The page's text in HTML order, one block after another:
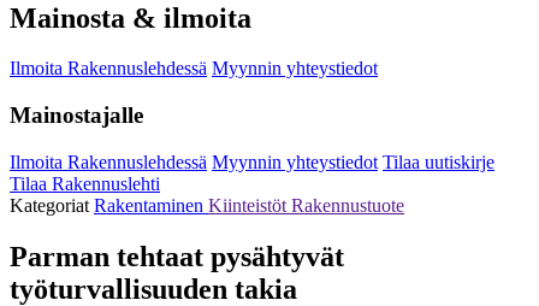
Mainosta & ilmoita
Ilmoita Rakennuslehdessä Myynnin yhteystiedot
Mainostajalle
Ilmoita Rakennuslehdessä Myynnin yhteystiedot Tilaa uutiskirje
Tilaa Rakennuslehti
Kategoriat Rakentaminen Kiinteistöt Rakennustuote
Parman tehtaat pysähtyvät
työturvallisuuden takia